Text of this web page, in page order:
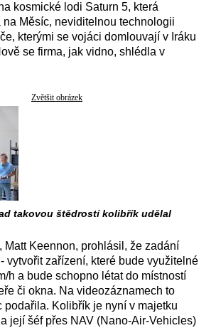
kosmické lodi Saturn 5, která
Měsíc, neviditelnou technologii
kterými se vojáci domlouvají v Iráku
se firma, jak vidno, shlédla v
Zvětšit obrázek
takovou štědrostí kolibřík udělal
Matt Keennon, prohlásil, že zadání
vytvořit zařízení, které bude využitelné
h a bude schopno létat do místností
či okna. Na videozáznamech to
podařila. Kolibřík je nyní v majetku
její šéf přes NAV (Nano-Air-Vehicles)